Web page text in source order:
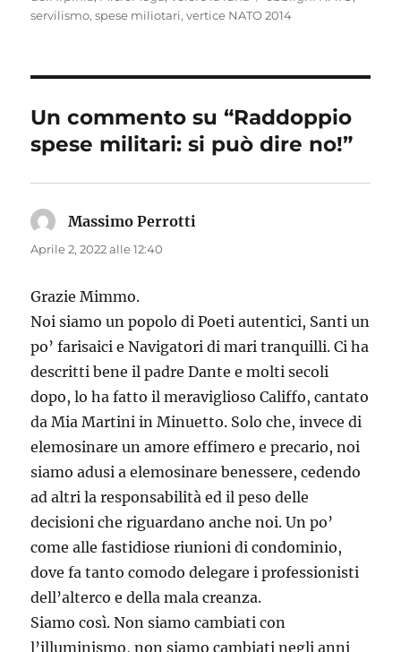
servilismo,spese miliotari,vertice NATO 2014
Un commento su “Raddoppio
spese militari: si può dire no!”
Massimo Perrotti
Aprile 2, 2022 alle 12:40
Grazie Mimmo.
Noi siamo un popolo di Poeti autentici, Santi un
po’ farisaici e Navigatori di mari tranquilli. Ci ha
descritti bene il padre Dante e molti secoli
dopo, lo ha fatto il meraviglioso Califfo, cantato
da Mia Martini in Minuetto. Solo che, invece di
elemosinare un amore effimero e precario, noi
siamo adusi a elemosinare benessere, cedendo
ad altri la responsabilità ed il peso delle
decisioni che riguardano anche noi. Un po’
come alle fastidiose riunioni di condominio,
dove fa tanto comodo delegare i professionisti
dell’alterco e della mala creanza.
Siamo così. Non siamo cambiati con
l’illuminismo, non siamo cambiati negli anni